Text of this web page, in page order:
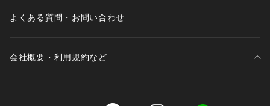
よくある質問・お問い合わせ
会社概要・利用規約など